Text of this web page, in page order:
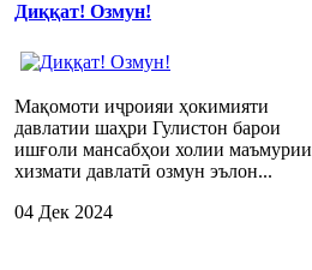
Диққат! Озмун!
Мақомоти иҷроияи ҳокимияти
давлатии шаҳри Гулистон барои
ишғоли мансабҳои холии маъмурии
хизмати давлатӣ озмун эълон...
04 Дек 2024